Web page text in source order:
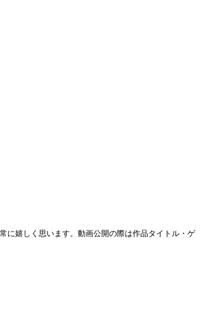
に嬉しく思います。動画公開の際は作品タイトル・ゲ